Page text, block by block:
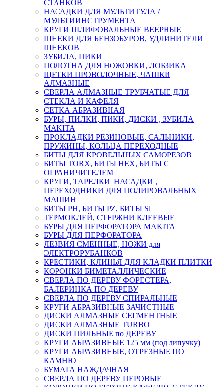
СТАНКОВ
НАСАДКИ ДЛЯ МУЛЬТИТУЛА /
МУЛЬТИИНСТРУМЕНТА
КРУГИ ШЛИФОВАЛЬНЫЕ ВЕЕРНЫЕ
ШНЕКИ ДЛЯ БЕНЗОБУРОВ, УДЛИНИТЕЛИ
ШНЕКОВ
ЗУБИЛА, ПИКИ
ПОЛОТНА ДЛЯ НОЖОВКИ, ЛОБЗИКА
ЩЕТКИ ПРОВОЛОЧНЫЕ, ЧАШКИ
АЛМАЗНЫЕ
СВЕРЛА АЛМАЗНЫЕ ТРУБЧАТЫЕ ДЛЯ
СТЕКЛА И КАФЕЛЯ
СЕТКА АБРАЗИВНАЯ
БУРЫ, ПИЛКИ, ПИКИ, ДИСКИ , ЗУБИЛА
MAKITA
ПРОКЛАДКИ РЕЗИНОВЫЕ, САЛЬНИКИ,
ПРУЖИНЫ, КОЛЬЦА ПЕРЕХОДНЫЕ
БИТЫ ДЛЯ КРОВЕЛЬНЫХ САМОРЕЗОВ
БИТЫ TORX, БИТЫ НЕХ, БИТЫ С
ОГРАНИЧИТЕЛЕМ
КРУГИ, ТАРЕЛКИ, НАСАДКИ ,
ПЕРЕХОДНИКИ ДЛЯ ПОЛИРОВАЛЬНЫХ
МАШИН
БИТЫ PH, БИТЫ PZ, БИТЫ Sl
ТЕРМОКЛЕЙ, СТЕРЖНИ КЛЕЕВЫЕ
БУРЫ ДЛЯ ПЕРФОРАТОРА MAKITA
БУРЫ ДЛЯ ПЕРФОРАТОРА
ЛЕЗВИЯ СМЕННЫЕ, НОЖИ для
ЭЛЕКТРОРУБАНКОВ
КРЕСТИКИ, КЛИНЬЯ ДЛЯ КЛАДКИ ПЛИТКИ
КОРОНКИ БИМЕТАЛЛИЧЕСКИЕ
СВЕРЛА ПО ДЕРЕВУ ФОРЕСТЕРА,
БАЛЕРИНКА ПО ДЕРЕВУ
СВЕРЛА ПО ДЕРЕВУ СПИРАЛЬНЫЕ
КРУГИ АБРАЗИВНЫЕ ЗАЧИСТНЫЕ
ДИСКИ АЛМАЗНЫЕ СЕГМЕНТНЫЕ
ДИСКИ АЛМАЗНЫЕ TURBO
ДИСКИ ПИЛЬНЫЕ по ДЕРЕВУ
КРУГИ АБРАЗИВНЫЕ 125 мм (под липучку)
КРУГИ АБРАЗИВНЫЕ, ОТРЕЗНЫЕ ПО
КАМНЮ
БУМАГА НАЖДАЧНАЯ
СВЕРЛА ПО ДЕРЕВУ ПЕРОВЫЕ